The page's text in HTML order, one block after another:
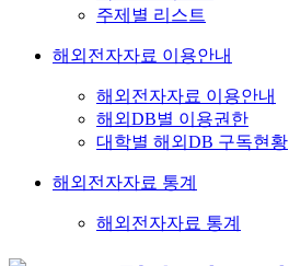
주제별 리스트
해외전자자료 이용안내
해외전자자료 이용안내
해외DB별 이용권한
대학별 해외DB 구독현황
해외전자자료 통계
해외전자자료 통계